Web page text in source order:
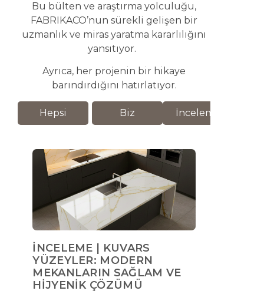
Bu bülten ve araştırma yolculuğu,
FABRIKACO’nun sürekli gelişen bir
uzmanlık ve miras yaratma kararlılığını
yansıtıyor.
Ayrıca, her projenin bir hikaye
barındırdığını hatırlatıyor.
Hepsi Biz İnceleme
İNCELEME | KUVARS
YÜZEYLER: MODERN
MEKANLARIN SAĞLAM VE
HİJYENİK ÇÖZÜMÜ